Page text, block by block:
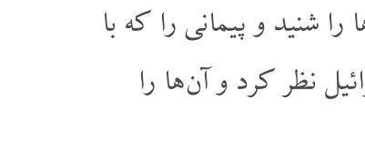
را شنید و پیمانی را که با
نظر کرد و آن ها را